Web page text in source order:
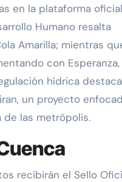
en la plataforma
Humano resalta
Amarilla; mientras
con Esperanza,
hídrica destaca
un proyecto
las metrópolis.
recibirán el Sello